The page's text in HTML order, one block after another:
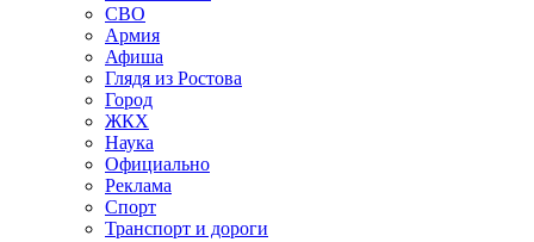
СВО
Армия
Афиша
Глядя из Ростова
Город
ЖКХ
Наука
Официально
Реклама
Спорт
Транспорт и дороги